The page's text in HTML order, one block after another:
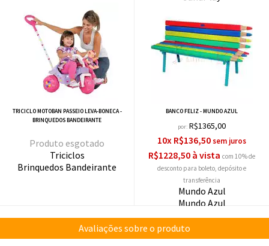
TRICICLO MOTOBAN PASSEIO LEVA-BONECA -
BRINQUEDOS BANDEIRANTE
esgotado
Triciclos
Brinquedos Bandeirante
BANCO FELIZ - MUNDO AZUL
por: R$1365,00
10x R$136,50
R$1228,50 à vista com 10% de
desconto
Mundo Azul
Mundo Azul
Avaliações sobre o produto